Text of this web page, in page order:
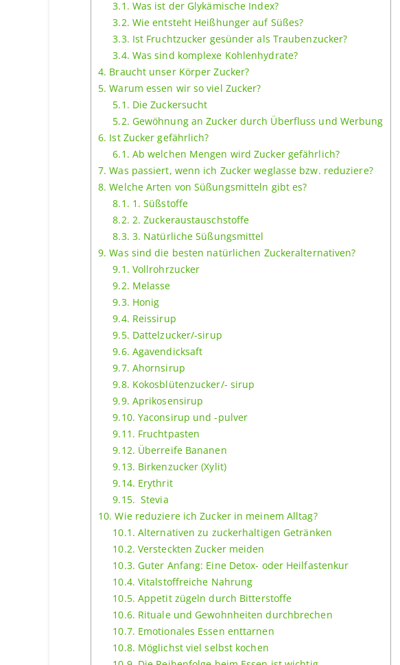
3.1. Was ist der Glykämische Index?
3.2. Wie entsteht Heißhunger auf Süßes?
3.3. Ist Fruchtzucker gesünder als Traubenzucker?
3.4. Was sind komplexe Kohlenhydrate?
4. Braucht unser Körper Zucker?
5. Warum essen wir so viel Zucker?
5.1. Die Zuckersucht
5.2. Gewöhnung an Zucker durch Überfluss und Werbung
6. Ist Zucker gefährlich?
6.1. Ab welchen Mengen wird Zucker gefährlich?
7. Was passiert, wenn ich Zucker weglasse bzw. reduziere?
8. Welche Arten von Süßungsmitteln gibt es?
8.1. 1. Süßstoffe
8.2. 2. Zuckeraustauschstoffe
8.3. 3. Natürliche Süßungsmittel
9. Was sind die besten natürlichen Zuckeralternativen?
9.1. Vollrohrzucker
9.2. Melasse
9.3. Honig
9.4. Reissirup
9.5. Dattelzucker/-sirup
9.6. Agavendicksaft
9.7. Ahornsirup
9.8. Kokosblütenzucker/- sirup
9.9. Aprikosensirup
9.10. Yaconsirup und -pulver
9.11. Fruchtpasten
9.12. Überreife Bananen
9.13. Birkenzucker (Xylit)
9.14. Erythrit
9.15. Stevia
10. Wie reduziere ich Zucker in meinem Alltag?
10.1. Alternativen zu zuckerhaltigen Getränken
10.2. Versteckten Zucker meiden
10.3. Guter Anfang: Eine Detox- oder Heilfastenkur
10.4. Vitalstoffreiche Nahrung
10.5. Appetit zügeln durch Bitterstoffe
10.6. Rituale und Gewohnheiten durchbrechen
10.7. Emotionales Essen enttarnen
10.8. Möglichst viel selbst kochen